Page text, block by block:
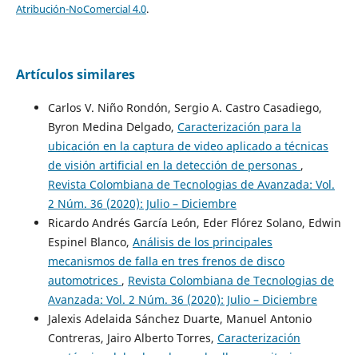
Atribución-NoComercial 4.0.
Artículos similares
Carlos V. Niño Rondón, Sergio A. Castro Casadiego,
Byron Medina Delgado, Caracterización para la
ubicación en la captura de video aplicado a técnicas
de visión artificial en la detección de personas ,
Revista Colombiana de Tecnologias de Avanzada: Vol.
2 Núm. 36 (2020): Julio – Diciembre
Ricardo Andrés García León, Eder Flórez Solano, Edwin
Espinel Blanco, Análisis de los principales
mecanismos de falla en tres frenos de disco
automotrices , Revista Colombiana de Tecnologias de
Avanzada: Vol. 2 Núm. 36 (2020): Julio – Diciembre
Jalexis Adelaida Sánchez Duarte, Manuel Antonio
Contreras, Jairo Alberto Torres, Caracterización